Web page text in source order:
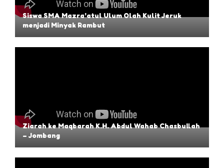
Siswa SMA Mazra’atul Ulum Olah Kulit Jeruk
menjadi Minyak Rambut
Ziarah ke Maqbarah K.H. Abdul Wahab Chasbullah
– Jombang